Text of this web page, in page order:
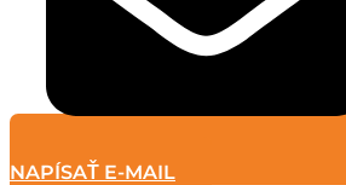
NAPÍSAŤ E-MAIL